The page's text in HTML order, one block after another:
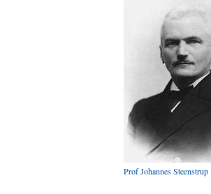
Prof Johannes Steenstrup